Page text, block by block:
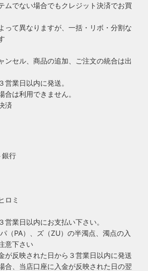
脇役・こだわりのヴィンテー
役！メインのスーツが良いのに、靴や時
チ決まらない。住宅や店舗も同じく照明
かくの良い建築やインテリアも台無しで
製品の重厚感やゴージャスさ。それでい
さや素朴さを追求したヴィンテージスタ
っています。
明・電気用品安全法の遵守
販売する照明は１点残らずPSE検査に
製造後や出荷前に検査を行うため、当店
もちろん、アンティークやヴィンテージ
てお使い頂けます。当店は製造事業者と
へ特定電気用品以外の電気用品の製造事
ムでない場合でもクレジット決済でお買
って異なりますが、一括・リボ・分割な
ンセル、商品の追加、ご注文の統合は出
営業日以内に発送。
合は利用できません。
済
銀行
ロミ
営業日以内にお支払い下さい。
（PA）、ズ（ZU）の半濁点、濁点の入
意下さい
が反映された日から３営業日以内に発送
合、当店口座に入金が反映された日の翌